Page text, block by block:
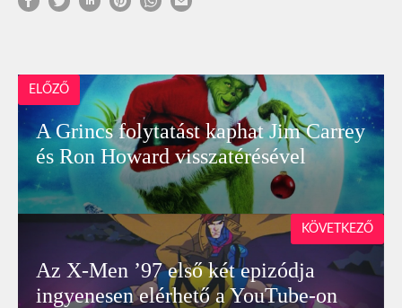
ELŐZŐ
A Grincs folytatást kaphat Jim Carrey
és Ron Howard visszatérésével
Az X-Men ’97 első két epizódja
ingyenesen elérhető a YouTube-on
KÖVETKEZŐ